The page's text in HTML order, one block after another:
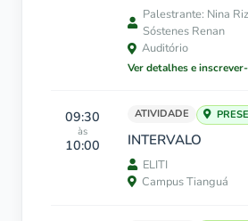
Palestrante: Nina
Sóstenes Renan
Auditório
Ver detalhes e
09:30
às
10:00
ATIVIDADE
INTERVALO
ELITI
Campus Tianguá